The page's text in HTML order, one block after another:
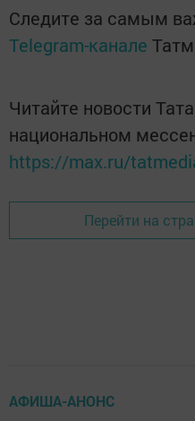
Следите за самым
Telegram-канале
Читайте новости
национальном
https://max.ru/
Перейти на
АФИША-АНОНС